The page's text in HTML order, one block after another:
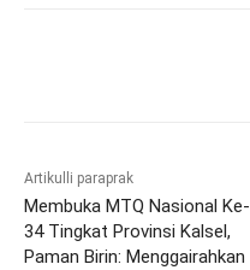
Artikulli paraprak
Membuka MTQ Nasional Ke-
34 Tingkat Provinsi Kalsel,
Paman Birin: Menggairahkan